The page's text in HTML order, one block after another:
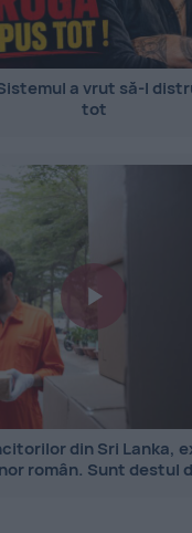
a vrut să-l
tot
din Sri Lanka,
român. Sunt destul